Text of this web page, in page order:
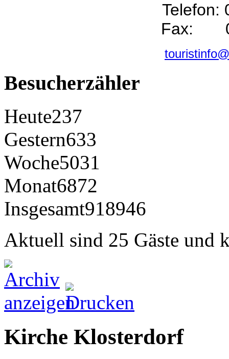
Telefon:
Fax:
Besucherzähler
Heute237
Gestern633
Woche5031
Monat6872
Insgesamt918946
Aktuell sind 25 Gäste und
Kirche Klosterdorf